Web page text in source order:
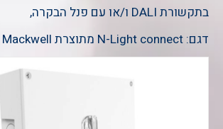
בתקשורת DALI ו/או עם פנל הבקרה,
דגם: N-Light connect מתוצרת Mackwell אנגליה.